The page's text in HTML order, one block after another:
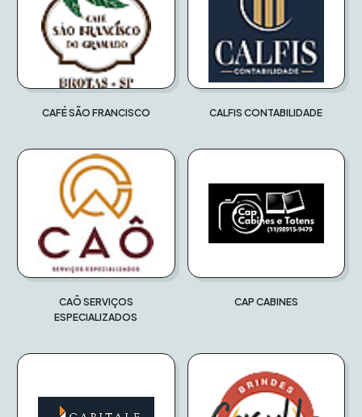
CAFÉ SÃO FRANCISCO CALFIS CONTABILIDADE
CAÔ SERVIÇOS
ESPECIALIZADOS
CAP CABINES